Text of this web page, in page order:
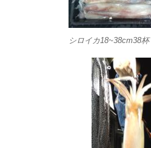
シロイカ18~38cm38